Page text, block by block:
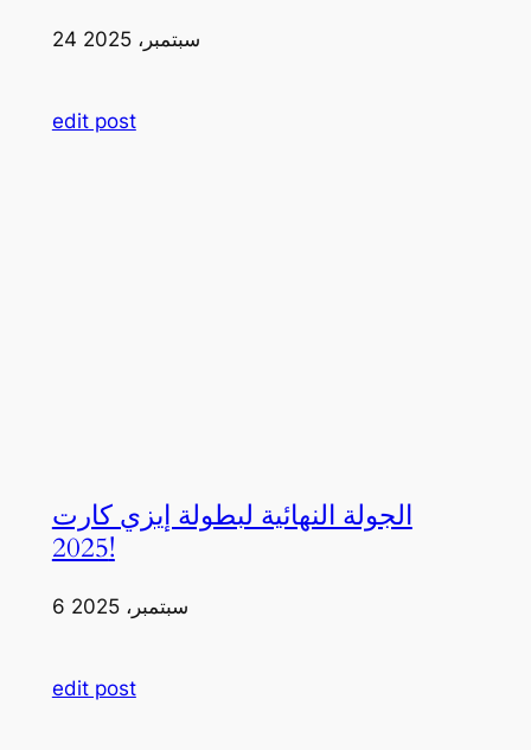
24 سبتمبر، 2025
edit post
الجولة النهائية لبطولة إيزي كارت
2025!
6 سبتمبر، 2025
edit post